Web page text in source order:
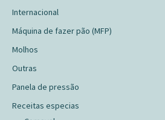
Internacional
Máquina de fazer pão (MFP)
Molhos
Outras
Panela de pressão
Receitas especias